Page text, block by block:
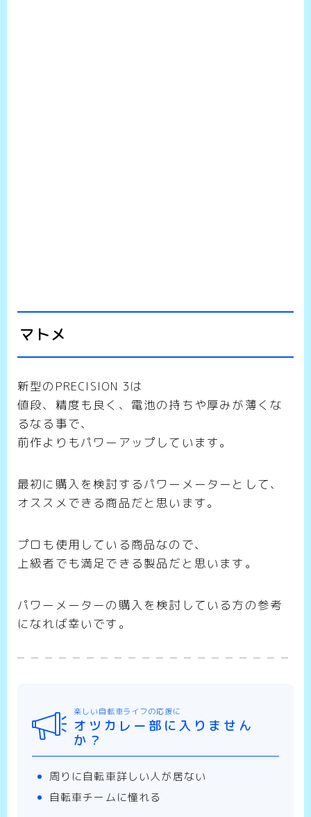
マトメ
新型のPRECISION 3は
値段、精度も良く、電池の持ちや厚みが薄くな
るなる事で、
前作よりもパワーアップしています。
最初に購入を検討するパワーメーターとして、
オススメできる商品だと思います。
プロも使用している商品なので、
上級者でも満足できる製品だと思います。
パワーメーターの購入を検討している方の参考
になれば幸いです。
楽しい自転車ライフの応援に
オツカレー部に入りません
か？
周りに自転車詳しい人が居ない
自転車チームに憧れる